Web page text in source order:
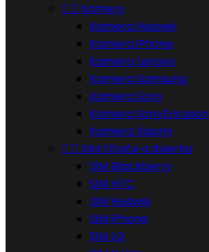
  Kamery
Kamera Huawei
Kamera iPhone
Kamera Lenovo
Kamera Samsung
Kamera Sony
Kamera SonyEricsson
Kamera Xiaomi
  SIM čítače a dvierka
SIM Blackberry
SIM HTC
SIM Huawei
SIM iPhone
SIM LG